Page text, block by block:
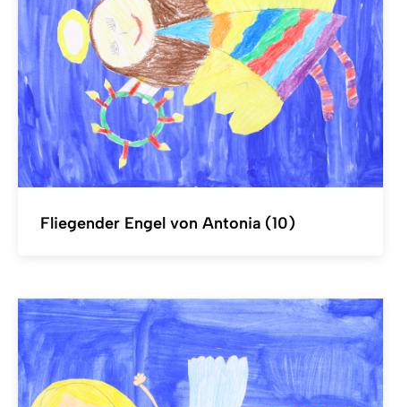
Fliegender Engel von Antonia (10)